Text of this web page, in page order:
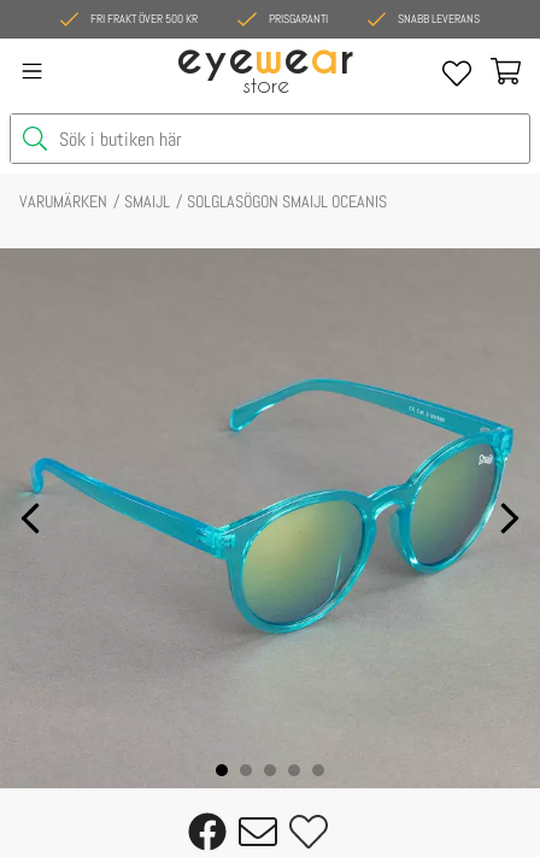
FRI FRAKT ÖVER 500 KR PRISGARANTI SNABB LEVERANS
eyewear
store
VARUMÄRKEN SMAIJL SOLGLASÖGON SMAIJL OCEANIS